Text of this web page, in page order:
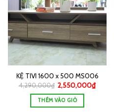
KỆ TIVI 1600 x 500 MS006
4,290,000₫ 2,550,000₫
THÊM VÀO GIỎ